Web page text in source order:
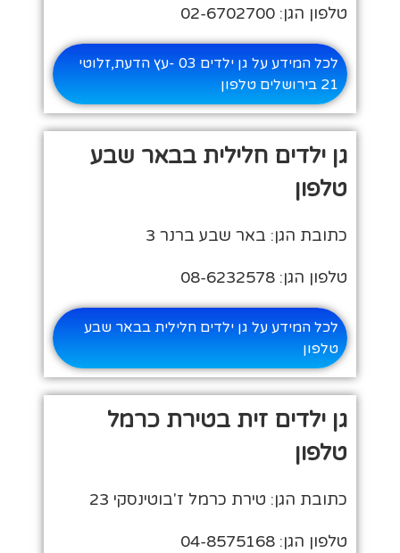
טלפון הגן: 02-6702700
לכל המידע על גן ילדים 03 -עץ הדעת,זלוטי
21 בירושלים טלפון
גן ילדים חלילית בבאר שבע
טלפון
כתובת הגן: באר שבע ברנר 3
טלפון הגן: 08-6232578
לכל המידע על גן ילדים חלילית בבאר שבע
טלפון
גן ילדים זית בטירת כרמל
טלפון
כתובת הגן: טירת כרמל ז'בוטינסקי 23
טלפון הגן: 04-8575168